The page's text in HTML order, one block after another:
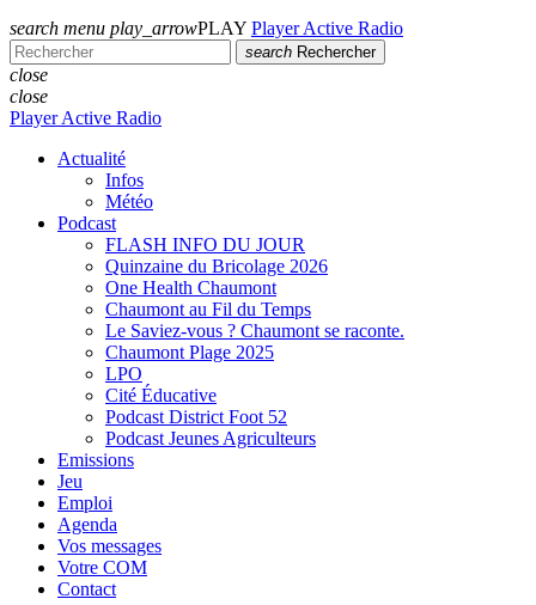
search menu play_arrowPLAY Player Active Radio
search Rechercher
close
close
Player Active Radio
Actualité
Infos
Météo
Podcast
FLASH INFO DU JOUR
Quinzaine du Bricolage 2026
One Health Chaumont
Chaumont au Fil du Temps
Le Saviez-vous ? Chaumont se raconte.
Chaumont Plage 2025
LPO
Cité Éducative
Podcast District Foot 52
Podcast Jeunes Agriculteurs
Emissions
Jeu
Emploi
Agenda
Vos messages
Votre COM
Contact